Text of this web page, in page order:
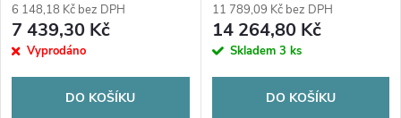
6 148,18 Kč bez DPH
7 439,30 Kč
Vyprodáno
DO KOŠÍKU
11 789,09 Kč bez DPH
14 264,80 Kč
Skladem 3 ks
DO KOŠÍKU